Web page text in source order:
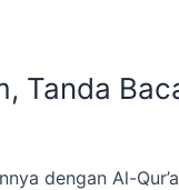
Tanda
dengan Al-